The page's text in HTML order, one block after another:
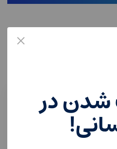
در